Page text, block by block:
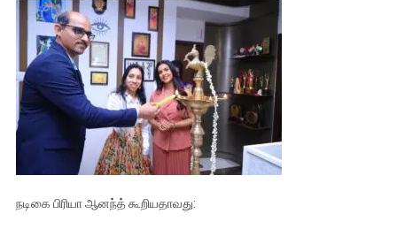
நடிகை பிரியா ஆனந்த் கூறியதாவது: